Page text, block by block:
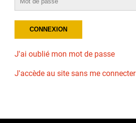
J'ai oublié mon mot de passe
J'accède au site sans me connecter